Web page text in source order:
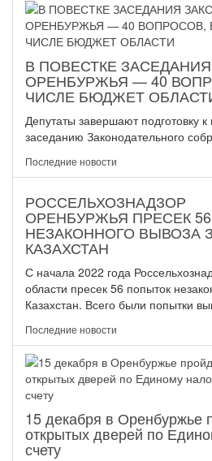
В ПОВЕСТКЕ
ОРЕНБУРЖЬЯ — 40
ЧИСЛЕ БЮДЖЕТ
Депутаты завершают подготовку
заседанию Законодательного
Последние новости
РОССЕЛЬХОЗНАДЗОР
ОРЕНБУРЖЬЯ ПРЕСЕК
НЕЗАКОННОГО ВЫВОЗА
КАЗАХСТАН
С начала 2022 года
области пресек 56 попыток
Казахстан. Всего были попытки
Последние новости
15 декабря в Оренбуржье
открытых дверей по
счету